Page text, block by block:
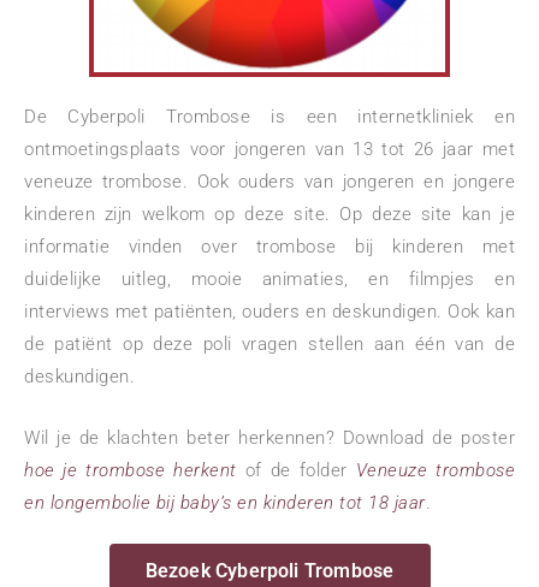
De Cyberpoli Trombose is een internetkliniek en
ontmoetingsplaats voor jongeren van 13 tot 26 jaar met
veneuze trombose. Ook ouders van jongeren en jongere
kinderen zijn welkom op deze site. Op deze site kan je
informatie vinden over trombose bij kinderen met
duidelijke uitleg, mooie animaties, en filmpjes en
interviews met patiënten, ouders en deskundigen. Ook kan
de patiënt op deze poli vragen stellen aan één van de
deskundigen.
Wil je de klachten beter herkennen? Download de poster
hoe je trombose herkent of de folder Veneuze trombose
en longembolie bij baby’s en kinderen tot 18 jaar.
Bezoek Cyberpoli Trombose